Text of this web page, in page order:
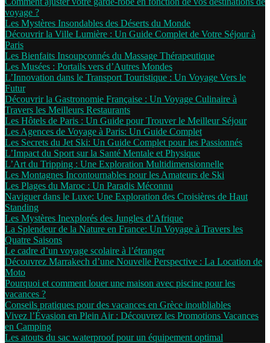
voyage ?
Les Mystères Insondables des Déserts du Monde
Découvrir la Ville Lumière : Un Guide Complet de Votre Séjour à
Paris
Les Bienfaits Insoupçonnés du Massage Thérapeutique
Les Musées : Portails vers d’Autres Mondes
L’Innovation dans le Transport Touristique : Un Voyage Vers le
Futur
Découvrir la Gastronomie Française : Un Voyage Culinaire à
Travers les Meilleurs Restaurants
Les Hôtels de Paris : Un Guide pour Trouver le Meilleur Séjour
Les Agences de Voyage à Paris: Un Guide Complet
Les Secrets du Jet Ski: Un Guide Complet pour les Passionnés
L’Impact du Sport sur la Santé Mentale et Physique
L’Art du Tripping : Une Exploration Multidimensionnelle
Les Montagnes Incontournables pour les Amateurs de Ski
Les Plages du Maroc : Un Paradis Méconnu
Naviguer dans le Luxe: Une Exploration des Croisières de Haut
Standing
Les Mystères Inexplorés des Jungles d’Afrique
La Splendeur de la Nature en France: Un Voyage à Travers les
Quatre Saisons
Le cadre d’un voyage scolaire à l’étranger
Découvrez Marrakech d’une Nouvelle Perspective : La Location de
Moto
Pourquoi et comment louer une maison avec piscine pour les
vacances ?
Conseils pratiques pour des vacances en Grèce inoubliables
Vivez l’Évasion en Plein Air : Découvrez les Promotions Vacances
en Camping
Les atouts du sac waterproof pour un équipement optimal